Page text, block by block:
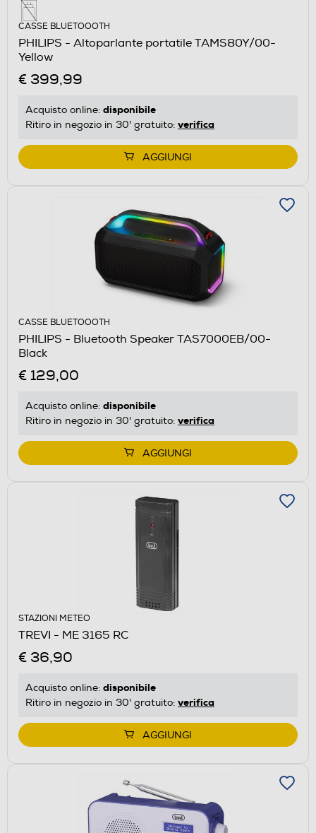
CASSE BLUETOOOTH
PHILIPS - Altoparlante portatile TAMS80Y/00-
Yellow
€ 399,99
Acquisto online: disponibile
Ritiro in negozio in 30' gratuito: verifica
AGGIUNGI
CASSE BLUETOOOTH
PHILIPS - Bluetooth Speaker TAS7000EB/00-
Black
€ 129,00
Acquisto online: disponibile
Ritiro in negozio in 30' gratuito: verifica
AGGIUNGI
STAZIONI METEO
TREVI - ME 3165 RC
€ 36,90
Acquisto online: disponibile
Ritiro in negozio in 30' gratuito: verifica
AGGIUNGI